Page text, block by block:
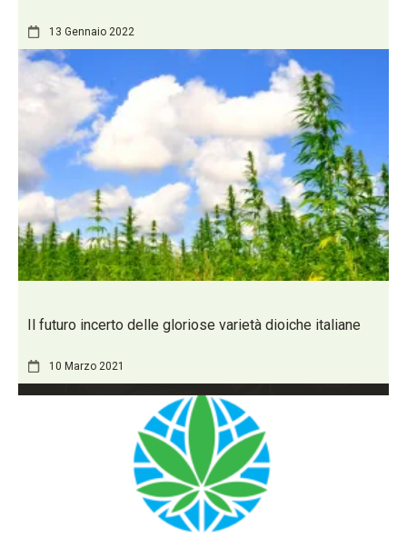
13 Gennaio 2022
Il futuro incerto delle gloriose varietà dioiche italiane
10 Marzo 2021